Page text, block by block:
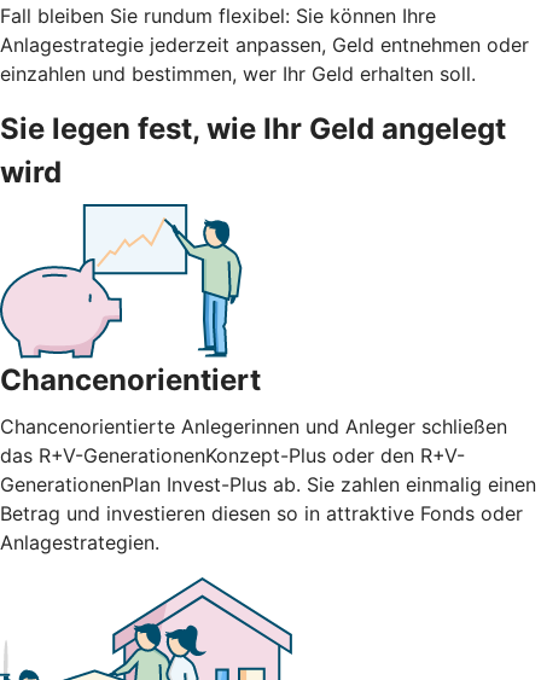
Fall bleiben Sie rundum flexibel: Sie können Ihre
Anlagestrategie jederzeit anpassen, Geld entnehmen oder
einzahlen und bestimmen, wer Ihr Geld erhalten soll.
Sie legen fest, wie Ihr Geld angelegt
wird
Chancenorientiert
Chancenorientierte Anlegerinnen und Anleger schließen
das R+V-GenerationenKonzept-Plus oder den R+V-
GenerationenPlan Invest-Plus ab. Sie zahlen einmalig einen
Betrag und investieren diesen so in attraktive Fonds oder
Anlagestrategien.